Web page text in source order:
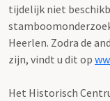
tijdelijk niet
Heerlen. Zodra de
zijn, vindt u dit op
Het Historisch